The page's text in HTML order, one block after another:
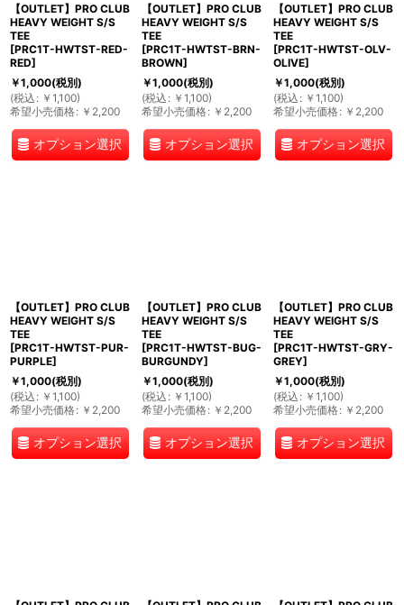
【OUTLET】PRO CLUB
HEAVY WEIGHT S/S
TEE
[PRC1T-HWTST-RED-
RED]
￥1,000(税別)
(税込 : ￥ 1,100)
希望小売価格: ￥ 2,200
オプション選択
【OUTLET】PRO CLUB
HEAVY WEIGHT S/S
TEE
[PRC1T-HWTST-BRN-
BROWN]
￥1,000(税別)
(税込 : ￥ 1,100)
希望小売価格: ￥ 2,200
オプション選択
【OUTLET】PRO CLUB
HEAVY WEIGHT S/S
TEE
[PRC1T-HWTST-OLV-
OLIVE]
￥1,000(税別)
(税込 : ￥ 1,100)
希望小売価格: ￥ 2,200
オプション選択
【OUTLET】PRO CLUB
HEAVY WEIGHT S/S
TEE
[PRC1T-HWTST-PUR-
PURPLE]
￥1,000(税別)
(税込 : ￥ 1,100)
希望小売価格: ￥ 2,200
オプション選択
【OUTLET】PRO CLUB
HEAVY WEIGHT S/S
TEE
[PRC1T-HWTST-BUG-
BURGUNDY]
￥1,000(税別)
(税込 : ￥ 1,100)
希望小売価格: ￥ 2,200
オプション選択
【OUTLET】PRO CLUB
HEAVY WEIGHT S/S
TEE
[PRC1T-HWTST-GRY-
GREY]
￥1,000(税別)
(税込 : ￥ 1,100)
希望小売価格: ￥ 2,200
オプション選択